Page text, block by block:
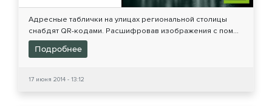
Адресные таблички на улицах региональной столицы
снабдят QR-кодами. Расшифровав изображения с пом...
Подробнее
17 июня 2014 - 13:12